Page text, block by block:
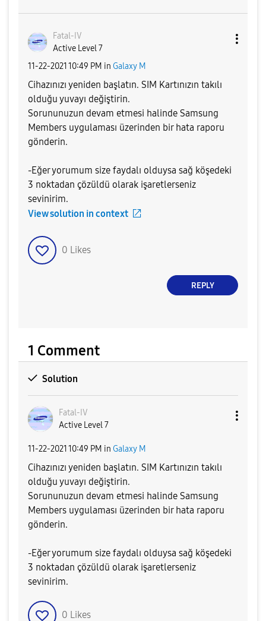
Fatal-IV
Active Level 7
‎11-22-2021 10:49 PM in Galaxy M
Cihazınızı yeniden başlatın. SIM Kartınızın takılı
olduğu yuvayı değiştirin.
Sorununuzun devam etmesi halinde Samsung
Members uygulaması üzerinden bir hata raporu
gönderin.
-Eğer yorumum size faydalı olduysa sağ köşedeki
3 noktadan çözüldü olarak işaretlerseniz
sevinirim.
View solution in context
0 Likes
REPLY
1 Comment
Solution
Fatal-IV
Active Level 7
‎11-22-2021 10:49 PM in Galaxy M
Cihazınızı yeniden başlatın. SIM Kartınızın takılı
olduğu yuvayı değiştirin.
Sorununuzun devam etmesi halinde Samsung
Members uygulaması üzerinden bir hata raporu
gönderin.
-Eğer yorumum size faydalı olduysa sağ köşedeki
3 noktadan çözüldü olarak işaretlerseniz
sevinirim.
0 Likes